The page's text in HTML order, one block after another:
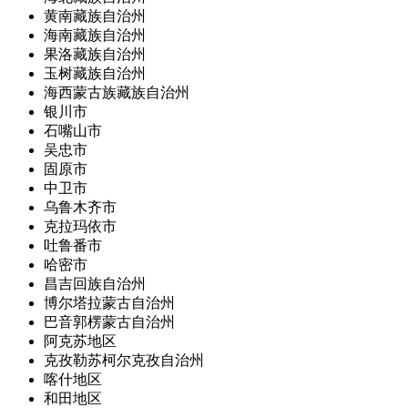
黄南藏族自治州
海南藏族自治州
果洛藏族自治州
玉树藏族自治州
海西蒙古族藏族自治州
银川市
石嘴山市
吴忠市
固原市
中卫市
乌鲁木齐市
克拉玛依市
吐鲁番市
哈密市
昌吉回族自治州
博尔塔拉蒙古自治州
巴音郭楞蒙古自治州
阿克苏地区
克孜勒苏柯尔克孜自治州
喀什地区
和田地区